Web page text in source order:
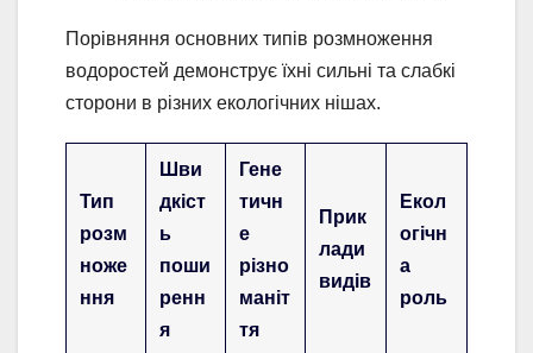
Порівняння основних типів розмноження
водоростей демонструє їхні сильні та слабкі
сторони в різних екологічних нішах.
Тип
розм
ноже
ння
Шви
дкіст
ь
поши
ренн
я
Гене
тичн
е
різно
маніт
тя
Прик
лади
видів
Екол
огічн
а
роль